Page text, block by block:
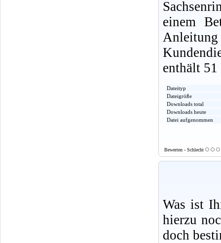
einem
enthält
Dateityp
Dateigröße
Downloads total
Downloads heute
Datei aufgenommen
Bewerten - Schlecht
Was ist
hierzu
doch